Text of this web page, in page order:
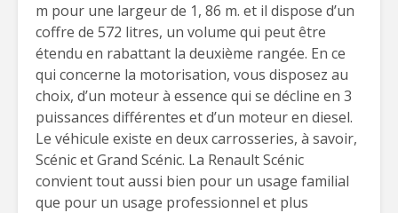
m pour une largeur de 1, 86 m. et il dispose d’un
coffre de 572 litres, un volume qui peut être
étendu en rabattant la deuxième rangée. En ce
qui concerne la motorisation, vous disposez au
choix, d’un moteur à essence qui se décline en 3
puissances différentes et d’un moteur en diesel.
Le véhicule existe en deux carrosseries, à savoir,
Scénic et Grand Scénic. La Renault Scénic
convient tout aussi bien pour un usage familial
que pour un usage professionnel et plus